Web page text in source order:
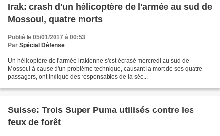
Irak: crash d'un hélicoptère de l'armée au sud de
Mossoul, quatre morts
Publié le 05/01/2017 à 00:53
Par Spécial Défense
Un hélicoptère de l'armée irakienne s'est écrasé mercredi au sud de
Mossoul à cause d'un problème technique, causant la mort de ses quatre
passagers, ont indiqué des responsables de la séc...
Suisse: Trois Super Puma utilisés contre les
feux de forêt